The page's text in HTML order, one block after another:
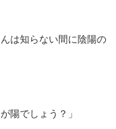
は知らない間に陰陽の
陽でしょう？」